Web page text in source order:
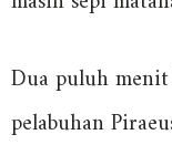
Dua puluh
pelabuhan